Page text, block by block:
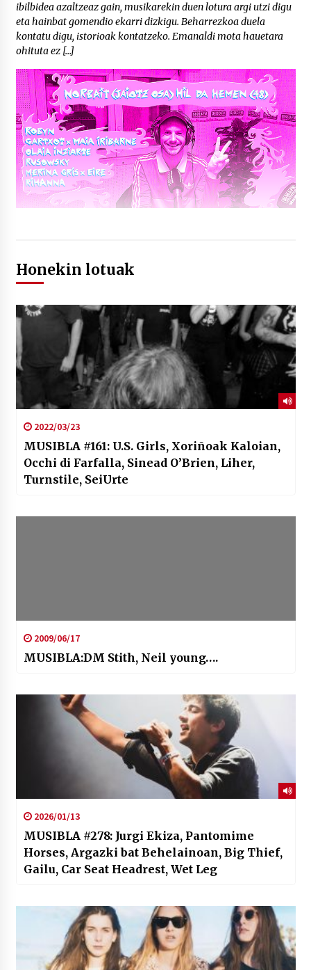
ibilbidea azaltzeaz gain, musikarekin duen lotura argi utzi digu
eta hainbat gomendio ekarri dizkigu. Beharrezkoa duela
kontatu digu, istorioak kontatzeko. Emanaldi mota hauetara
ohituta ez […]
Honekin lotuak
2022/03/23
MUSIBLA #161: U.S. Girls, Xoriñoak Kaloian,
Occhi di Farfalla, Sinead O’Brien, Liher,
Turnstile, SeiUrte
2009/06/17
MUSIBLA:DM Stith, Neil young….
2026/01/13
MUSIBLA #278: Jurgi Ekiza, Pantomime
Horses, Argazki bat Behelainoan, Big Thief,
Gailu, Car Seat Headrest, Wet Leg